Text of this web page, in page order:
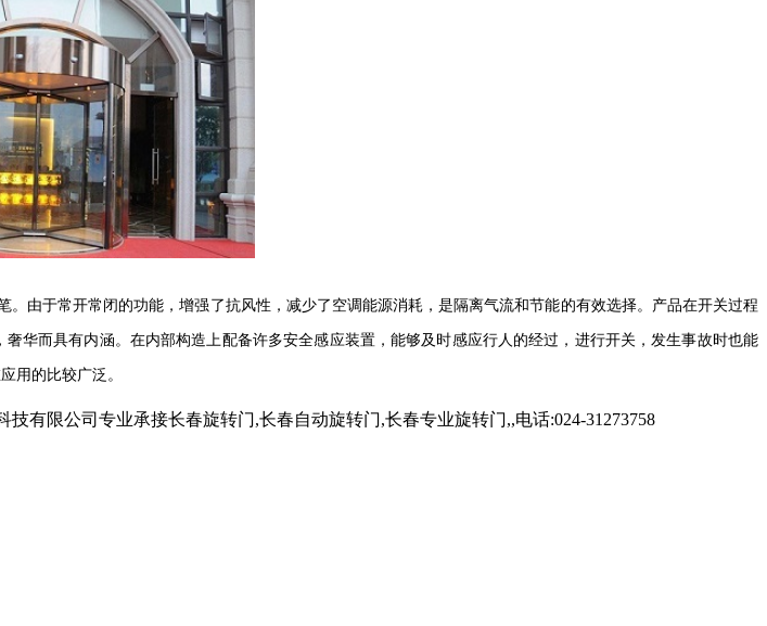
由于常开常闭的功能，增强了抗风性，减少了空调能源消耗，是隔离气流和节能的有效选择。产品在开关过程
华而具有内涵。在内部构造上配备许多安全感应装置，能够及时感应行人的经过，进行开关，发生事故时也能
用的比较广泛。
有限公司专业承接长春旋转门,长春自动旋转门,长春专业旋转门,,电话:024-31273758